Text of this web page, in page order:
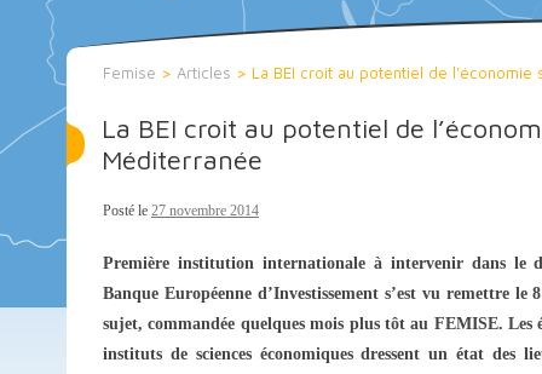
Femise > Articles > La BEI croit au potentiel de
La BEI croit au potentiel de
Méditerranée
Posté le 27 novembre 2014
Première institution internationale à intervenir dans le
Banque Européenne d’Investissement s’est vu remettre
sujet, commandée quelques mois plus tôt au FEMISE. Les
instituts de sciences économiques dressent un état des